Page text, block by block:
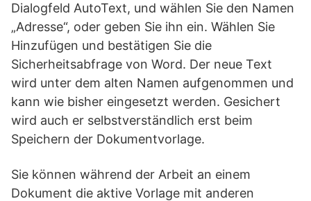
Dialogfeld AutoText, und wählen Sie den Namen
„Adresse“, oder geben Sie ihn ein. Wählen Sie
Hinzufügen und bestätigen Sie die
Sicherheitsabfrage von Word. Der neue Text
wird unter dem alten Namen aufgenommen und
kann wie bisher eingesetzt werden. Gesichert
wird auch er selbstverständlich erst beim
Speichern der Dokumentvorlage.
Sie können während der Arbeit an einem
Dokument die aktive Vorlage mit anderen